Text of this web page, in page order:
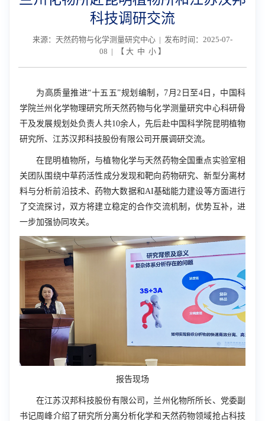
科技调研交流
来源：天然药物与化学测量研究中心 | 发布时间：2025-07-
08 | 【 大 中 小 】
为高质量推进“十五五”规划编制， 7月 2 日至4日，中国科
学院兰州化学物理研究所天然药物与化学测量研究中心科研骨
干及发展规划处负责人共10余人，先后赴中国科学院昆明植物
研究所、江苏汉邦科技股份有限公司开展调研交流。
在昆明植物所，与植物化学与天然药物全国重点实验室相
关团队围绕中草药活性成分发现和靶向药物研究、新型分离材
料与分析前沿技术、药物大数据和AI基础能力建设等方面进行
了交流探讨，双方将建立稳定的合作交流机制，优势互补，进
一步加强协同攻关。
报告现场
在江苏汉邦科技股份有限公司，兰州化物所所长、党委副
书记周峰介绍了研究所分离分析化学和天然药物领域抢占科技